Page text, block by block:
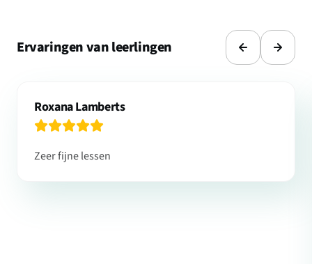
Ervaringen van leerlingen
Roxana Lamberts
Zeer fijne lessen